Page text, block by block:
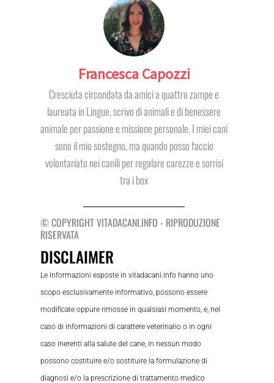
Francesca Capozzi
Cresciuta circondata da amici a quattro zampe e
laureata in Lingue, scrivo di animali e di benessere
animale per passione e missione personale. I miei cani
sono il mio sostegno, ma quando posso faccio
volontariato nei canili per regalare carezze e sorrisi
tra i box
© COPYRIGHT VITADACANI.INFO - RIPRODUZIONE
RISERVATA
DISCLAIMER
Le informazioni esposte in vitadacani.info hanno uno
scopo esclusivamente informativo, possono essere
modificate oppure rimosse in qualsiasi momento, e, nel
caso di informazioni di carattere veterinario o in ogni
caso inerenti alla salute del cane, in nessun modo
possono costituire e/o sostituire la formulazione di
diagnosi e/o la prescrizione di trattamento medico